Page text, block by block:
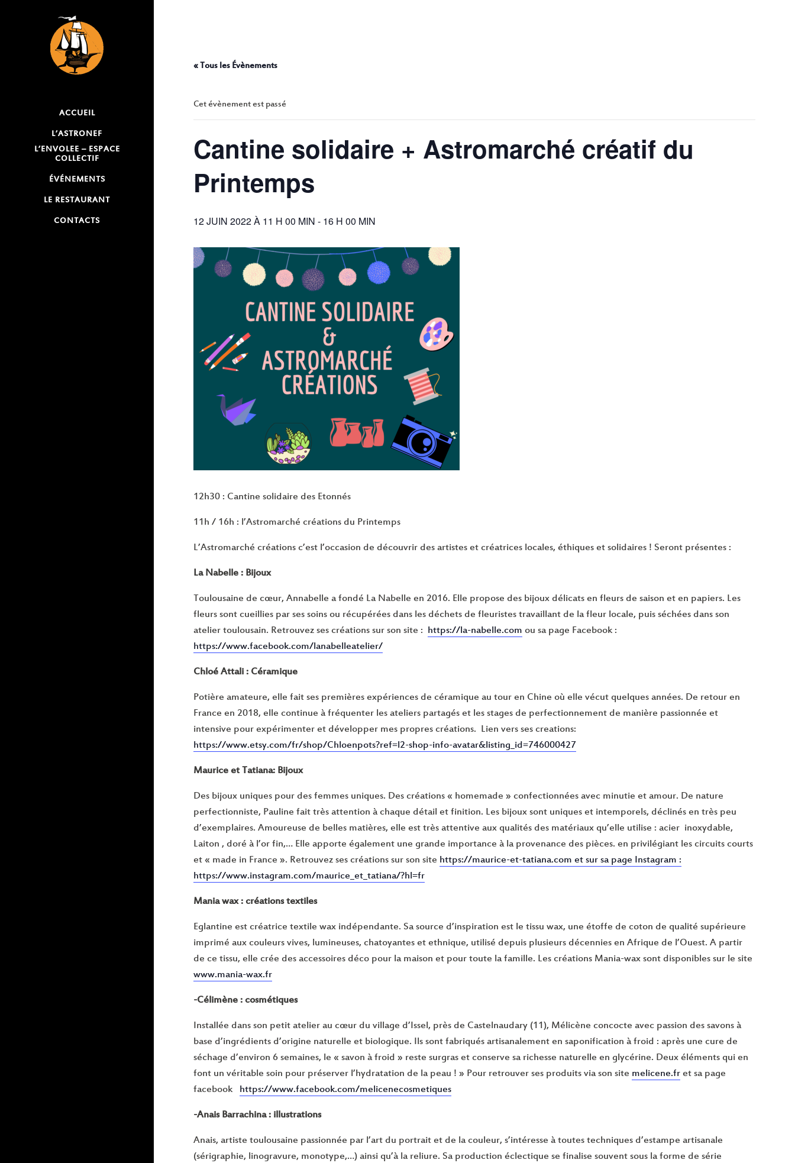
ACCUEIL
L’ASTRONEF
L’ENVOLEE – ESPACE
COLLECTIF
ÉVÉNEMENTS
LE RESTAURANT
CONTACTS
« Tous les Évènements
Cet évènement est passé
Cantine solidaire + Astromarché créatif du
Printemps
12 JUIN 2022 À 11 H 00 MIN - 16 H 00 MIN
12h30 : Cantine solidaire des Etonnés
11h / 16h : l’Astromarché créations du Printemps
L’Astromarché créations c’est l’occasion de découvrir des artistes et créatrices locales, éthiques et solidaires ! Seront présentes :
La Nabelle : Bijoux
Toulousaine de cœur, Annabelle a fondé La Nabelle en 2016. Elle propose des bijoux délicats en fleurs de saison et en papiers. Les
fleurs sont cueillies par ses soins ou récupérées dans les déchets de fleuristes travaillant de la fleur locale, puis séchées dans son
atelier toulousain. Retrouvez ses créations sur son site : https://la-nabelle.com ou sa page Facebook :
https://www.facebook.com/lanabelleatelier/
Chloé Attali : Céramique
Potière amateure, elle fait ses premières expériences de céramique au tour en Chine où elle vécut quelques années. De retour en
France en 2018, elle continue à fréquenter les ateliers partagés et les stages de perfectionnement de manière passionnée et
intensive pour expérimenter et développer mes propres créations. Lien vers ses creations:
https://www.etsy.com/fr/shop/Chloenpots?ref=l2-shop-info-avatar&listing_id=746000427
Maurice et Tatiana: Bijoux
Des bijoux uniques pour des femmes uniques. Des créations « homemade » confectionnées avec minutie et amour. De nature
perfectionniste, Pauline fait très attention à chaque détail et finition. Les bijoux sont uniques et intemporels, déclinés en très peu
d’exemplaires. Amoureuse de belles matières, elle est très attentive aux qualités des matériaux qu’elle utilise : acier inoxydable,
Laiton , doré à l’or fin,… Elle apporte également une grande importance à la provenance des pièces. en privilégiant les circuits courts
et « made in France ». Retrouvez ses créations sur son site https://maurice-et-tatiana.com et sur sa page Instagram :
https://www.instagram.com/maurice_et_tatiana/?hl=fr
Mania wax : créations textiles
Eglantine est créatrice textile wax indépendante. Sa source d’inspiration est le tissu wax, une étoffe de coton de qualité supérieure
imprimé aux couleurs vives, lumineuses, chatoyantes et ethnique, utilisé depuis plusieurs décennies en Afrique de l’Ouest. A partir
de ce tissu, elle crée des accessoires déco pour la maison et pour toute la famille. Les créations Mania-wax sont disponibles sur le site
www.mania-wax.fr
-Célimène : cosmétiques
Installée dans son petit atelier au cœur du village d’Issel, près de Castelnaudary (11), Mélicène concocte avec passion des savons à
base d’ingrédients d’origine naturelle et biologique. Ils sont fabriqués artisanalement en saponification à froid : après une cure de
séchage d’environ 6 semaines, le « savon à froid » reste surgras et conserve sa richesse naturelle en glycérine. Deux éléments qui en
font un véritable soin pour préserver l’hydratation de la peau ! » Pour retrouver ses produits via son site melicene.fr et sa page
facebook https://www.facebook.com/melicenecosmetiques
-Anais Barrachina : illustrations
Anais, artiste toulousaine passionnée par l’art du portrait et de la couleur, s’intéresse à toutes techniques d’estampe artisanale
(sérigraphie, linogravure, monotype,…) ainsi qu’à la reliure. Sa production éclectique se finalise souvent sous la forme de série